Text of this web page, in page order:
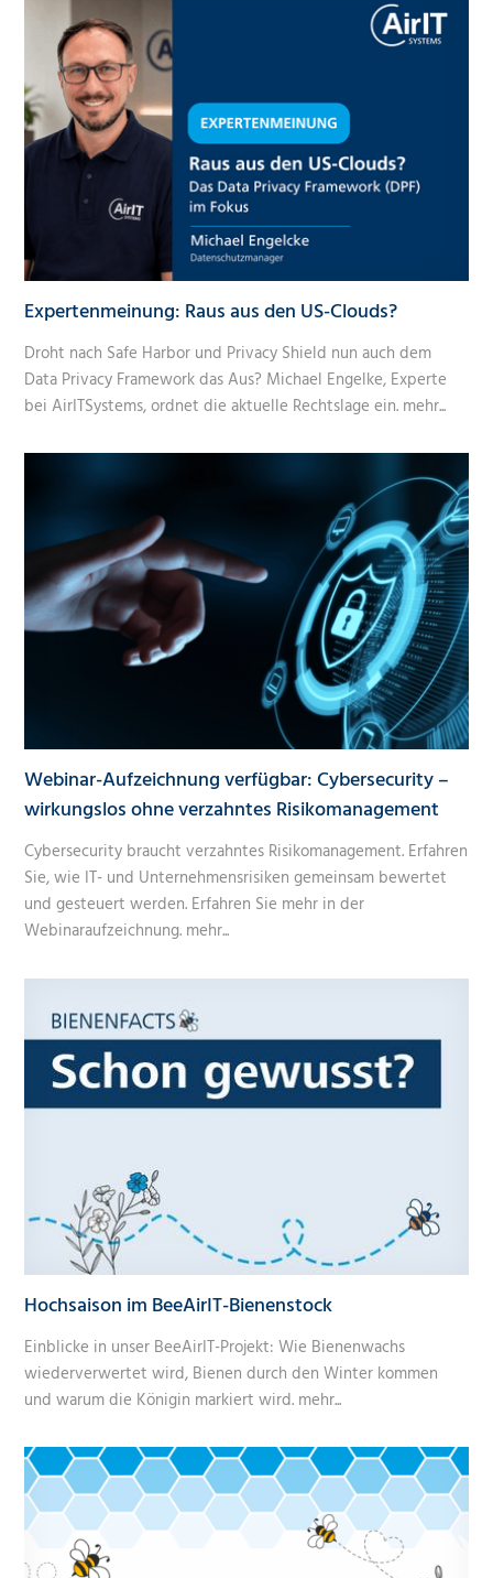
Expertenmeinung: Raus aus den US-Clouds?
Droht nach Safe Harbor und Privacy Shield nun auch dem
Data Privacy Framework das Aus? Michael Engelke, Experte
bei AirITSystems, ordnet die aktuelle Rechtslage ein. mehr...
Webinar-Aufzeichnung verfügbar: Cybersecurity –
wirkungslos ohne verzahntes Risikomanagement
Cybersecurity braucht verzahntes Risikomanagement. Erfahren
Sie, wie IT- und Unternehmensrisiken gemeinsam bewertet
und gesteuert werden. Erfahren Sie mehr in der
Webinaraufzeichnung. mehr...
Hochsaison im BeeAirIT-Bienenstock
Einblicke in unser BeeAirIT-Projekt: Wie Bienenwachs
wiederverwertet wird, Bienen durch den Winter kommen
und warum die Königin markiert wird. mehr...